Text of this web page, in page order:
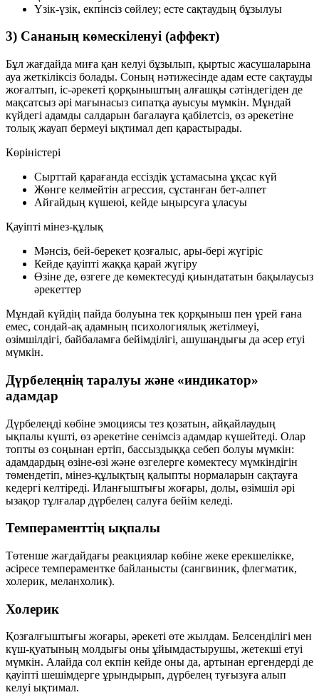
Үзік-үзік, екпінсіз сөйлеу; есте сақтаудың бұзылуы
3) Сананың көмескіленуі (аффект)
Бұл жағдайда миға қан келуі бұзылып, қыртыс жасушаларына
ауа жеткіліксіз болады. Соның нәтижесінде адам есте сақтауды
жоғалтып, іс-әрекеті қорқыныштың алғашқы сәтіндегіден де
мақсатсыз әрі мағынасыз сипатқа ауысуы мүмкін. Мұндай
күйдегі адамды салдарын бағалауға қабілетсіз, өз әрекетіне
толық жауап бермеуі ықтимал деп қарастырады.
Көріністері
Сырттай қарағанда ессіздік ұстамасына ұқсас күй
Жөнге келмейтін агрессия, сұстанған бет-әлпет
Айғайдың күшеюі, кейде ыңырсуға ұласуы
Қауіпті мінез-құлық
Мәнсіз, бей-берекет қозғалыс, ары-бері жүгіріс
Кейде қауіпті жаққа қарай жүгіру
Өзіне де, өзгеге де көмектесуді қиындататын бақылаусыз
әрекеттер
Мұндай күйдің пайда болуына тек қорқыныш пен үрей ғана
емес, сондай-ақ адамның психологиялық жетілмеуі,
өзімшілдігі, байбаламға бейімділігі, ашушаңдығы да әсер етуі
мүмкін.
Дүрбелеңнің таралуы және «индикатор»
адамдар
Дүрбелеңді көбіне эмоциясы тез қозатын, айқайлаудың
ықпалы күшті, өз әрекетіне сенімсіз адамдар күшейтеді. Олар
топты өз соңынан ертіп, бассыздыққа себеп болуы мүмкін:
адамдардың өзіне-өзі және өзгелерге көмектесу мүмкіндігін
төмендетіп, мінез-құлықтың қалыпты нормаларын сақтауға
кедергі келтіреді. Иланғыштығы жоғары, долы, өзімшіл әрі
ызақор тұлғалар дүрбелең салуға бейім келеді.
Темпераменттің ықпалы
Төтенше жағдайдағы реакциялар көбіне жеке ерекшелікке,
әсіресе темпераментке байланысты (сангвиник, флегматик,
холерик, меланхолик).
Холерик
Қозғалғыштығы жоғары, әрекеті өте жылдам. Белсенділігі мен
күш-қуатының молдығы оны ұйымдастырушы, жетекші етуі
мүмкін. Алайда сол екпін кейде оны да, артынан ергендерді де
қауіпті шешімдерге ұрындырып, дүрбелең туғызуға алып
келуі ықтимал.